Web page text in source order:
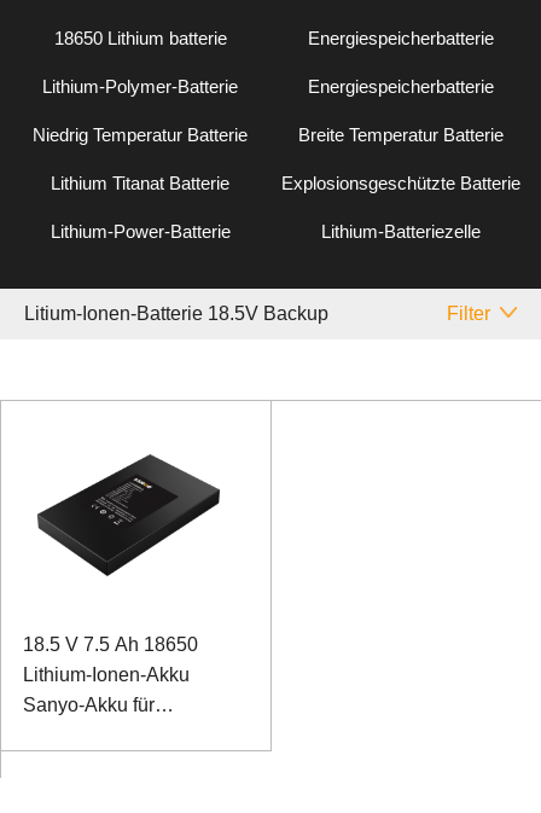
18650 Lithium batterie Energiespeicherbatterie
Lithium-Polymer-Batterie Energiespeicherbatterie
Niedrig Temperatur Batterie Breite Temperatur Batterie
Lithium Titanat Batterie Explosionsgeschützte Batterie
Lithium-Power-Batterie Lithium-Batteriezelle
Litium-Ionen-Batterie 18.5V Backup Filter
18.5 V 7.5 Ah 18650
Lithium-Ionen-Akku
Sanyo-Akku für